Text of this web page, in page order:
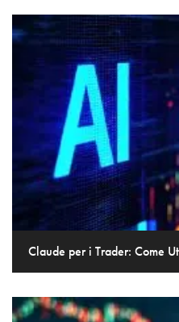
Claude per i Trader: Come